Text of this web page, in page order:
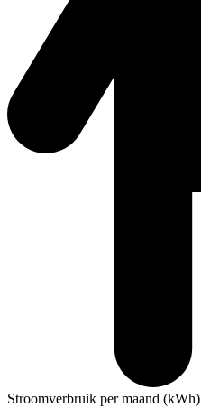
Stroomverbruik per maand (kWh)